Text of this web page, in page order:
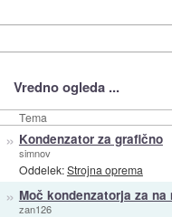
Vredno ogleda ...
Tema
» Kondenzator za grafično
simnov
Oddelek:Strojna oprema
» Moč kondenzatorja za
zan126